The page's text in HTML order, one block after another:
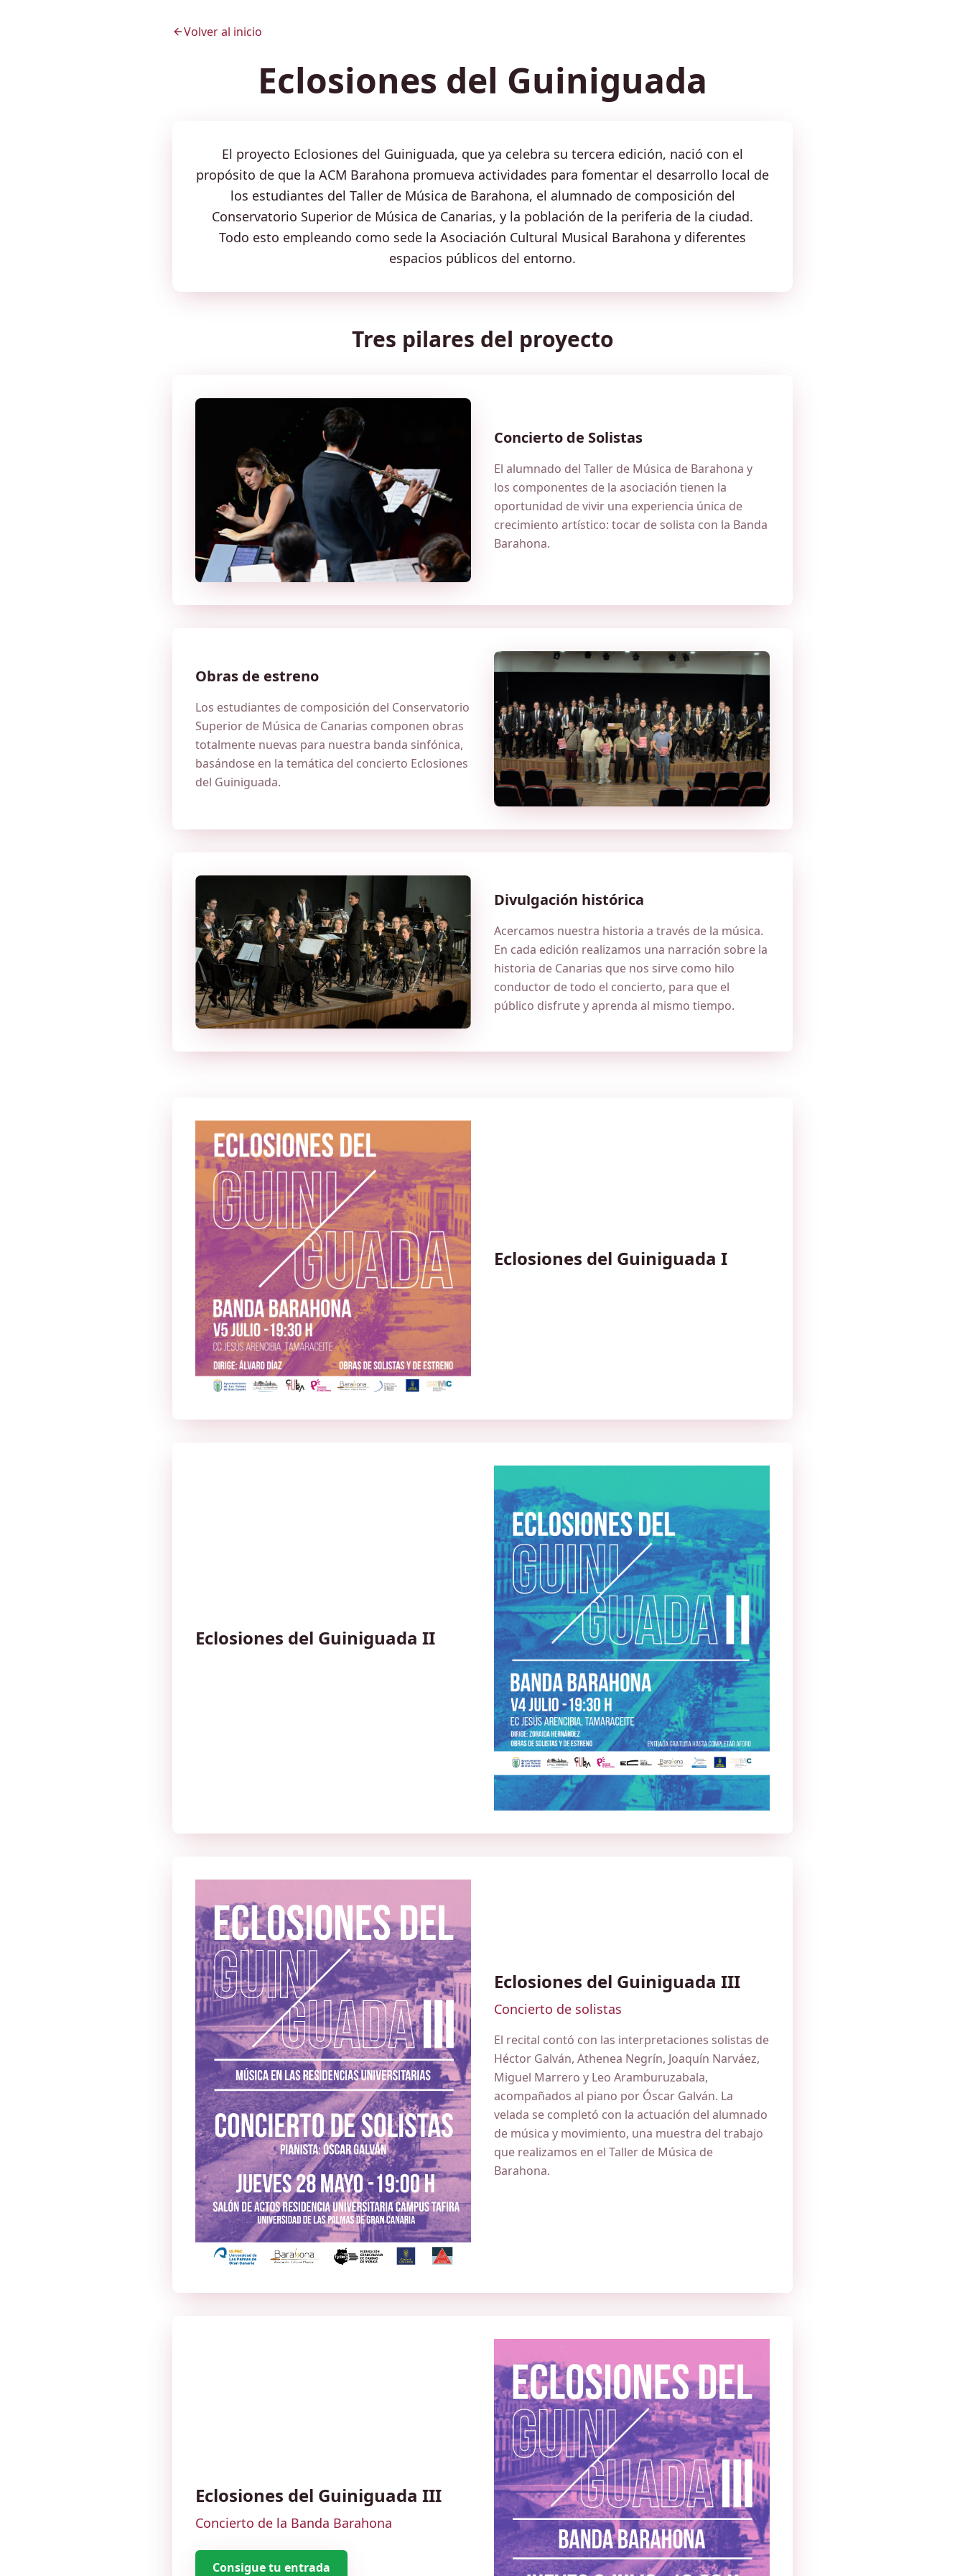
Volver al inicio
Eclosiones del Guiniguada
El proyecto Eclosiones del Guiniguada, que ya celebra su tercera edición, nació con el
propósito de que la ACM Barahona promueva actividades para fomentar el desarrollo local de
los estudiantes del Taller de Música de Barahona, el alumnado de composición del
Conservatorio Superior de Música de Canarias, y la población de la periferia de la ciudad.
Todo esto empleando como sede la Asociación Cultural Musical Barahona y diferentes
espacios públicos del entorno.
Tres pilares del proyecto
Concierto de Solistas
El alumnado del Taller de Música de Barahona y
los componentes de la asociación tienen la
oportunidad de vivir una experiencia única de
crecimiento artístico: tocar de solista con la Banda
Barahona.
Obras de estreno
Los estudiantes de composición del Conservatorio
Superior de Música de Canarias componen obras
totalmente nuevas para nuestra banda sinfónica,
basándose en la temática del concierto Eclosiones
del Guiniguada.
Divulgación histórica
Acercamos nuestra historia a través de la música.
En cada edición realizamos una narración sobre la
historia de Canarias que nos sirve como hilo
conductor de todo el concierto, para que el
público disfrute y aprenda al mismo tiempo.
Eclosiones del Guiniguada I
Eclosiones del Guiniguada II
Eclosiones del Guiniguada III
Concierto de solistas
El recital contó con las interpretaciones solistas de
Héctor Galván, Athenea Negrín, Joaquín Narváez,
Miguel Marrero y Leo Aramburuzabala,
acompañados al piano por Óscar Galván. La
velada se completó con la actuación del alumnado
de música y movimiento, una muestra del trabajo
que realizamos en el Taller de Música de
Barahona.
Eclosiones del Guiniguada III
Concierto de la Banda Barahona
Consigue tu entrada